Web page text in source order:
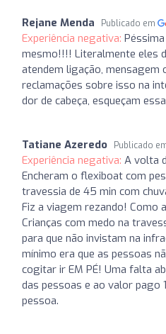
Rejane Menda Publicado em
Experiência negativa:
mesmo!!!! Literalmente eles
atendem ligação, mensagem
reclamações sobre isso na
dor de cabeça, esqueçam
Tatiane Azeredo Publicado
Experiência negativa: A volta
Encheram o flexiboat com
travessia de 45 min com
Fiz a viagem rezando! Como
Crianças com medo na
para que não invistam na
mínimo era que as pessoas
cogitar ir EM PÉ! Uma falta
das pessoas e ao valor pago
pessoa.